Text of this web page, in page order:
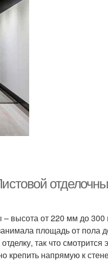
– высота от 220 мм до
площадь от пола
так что смотрится
крепить напрямую к